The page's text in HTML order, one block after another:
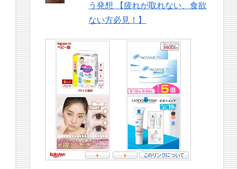
う発想 【疲れが取れない、食欲
ない方必見！】